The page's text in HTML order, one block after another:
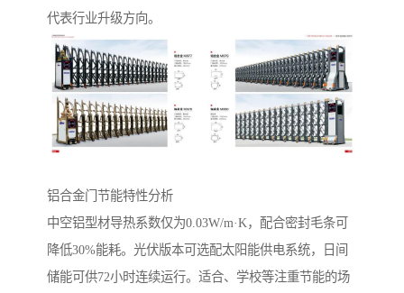
代表行业升级方向。
铝合金门节能特性分析‌
中空铝型材导热系数仅为0.03W/m·K，配合密封毛条可
降低30%能耗。光伏版本可选配太阳能供电系统，日间
储能可供72小时连续运行。适合、学校等注重节能的场